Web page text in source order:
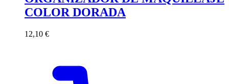
COLOR DORADA
12,10 €